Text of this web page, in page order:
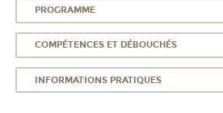
PROGRAMME
COMPÉTENCES ET DÉBOUCHÉS
INFORMATIONS PRATIQUES